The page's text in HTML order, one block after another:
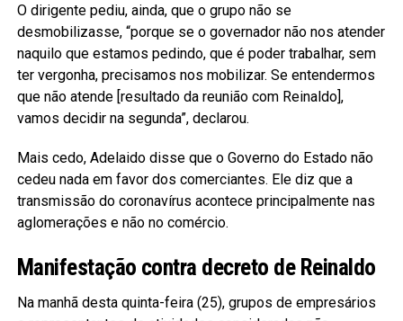
O dirigente pediu, ainda, que o grupo não se
desmobilizasse, “porque se o governador não nos atender
naquilo que estamos pedindo, que é poder trabalhar, sem
ter vergonha, precisamos nos mobilizar. Se entendermos
que não atende [resultado da reunião com Reinaldo],
vamos decidir na segunda”, declarou.
Mais cedo, Adelaido disse que o Governo do Estado não
cedeu nada em favor dos comerciantes. Ele diz que a
transmissão do coronavírus acontece principalmente nas
aglomerações e não no comércio.
Manifestação contra decreto de Reinaldo
Na manhã desta quinta-feira (25), grupos de empresários